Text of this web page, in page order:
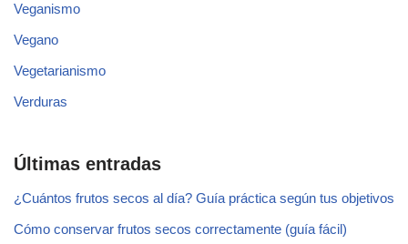
Veganismo
Vegano
Vegetarianismo
Verduras
Últimas entradas
¿Cuántos frutos secos al día? Guía práctica según tus objetivos
Cómo conservar frutos secos correctamente (guía fácil)